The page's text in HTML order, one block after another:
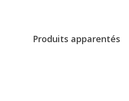
Produits apparentés